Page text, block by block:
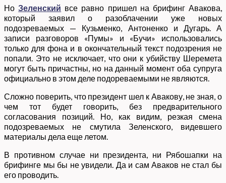
НоЗеленский все равно пришел на брифинг Авакова,
который заявил о разоблачении уже новых
подозреваемых — Кузьменко, Антоненко и Дугарь. А
записи разговоров «Пумы» и «Бучи» использовались
только для фона и в окончательный текст подозрения не
попали. Это не исключает, что они к убийству Шеремета
могут быть причастны, но на данный момент оба супруга
официально в этом деле подореваемыми не являются.
Сложно поверить, что президент шел к Авакову, не зная, о
чем тот будет говорить, без предварительного
согласования позиций. Но, как видим, резкая смена
подозреваемых не смутила Зеленского, видевшего
материалы дела еще летом.
В противном случае ни президента, ни Рябошапки на
брифинге мы бы не увидели. Да и сам Аваков не стал бы
его проводить.